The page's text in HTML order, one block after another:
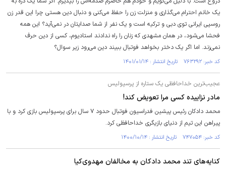
یک خانم احترام می‌گذاری و منزلت زن را حفظ می‌کنی و دنبال دین هستی چرا این قدر زن
روسپی ایرانی توی دبی و ترکیه است و یک نفر از شما صدایتان در نمی‌آید؟ این همه
فحشا می‌شود، در همان مشهدی که زنان را راه ندادند استادیوم، کسی از دین حرف
نمی‌زند. اما اگر یک دختر بخواهد فوتبال ببیند دین می‌رود زیر سوال؟
کد خبر: ۷۶۳۲۹۲ تاریخ انتشار : ۱۴۰۱/۰۱/۱۴
عجیب‌ترین خداحافظی یک ستاره از پرسپولیس
مادر نزاییده کسی مرا تعویض کند!
محمد دادکان رئیس پیشین فدراسیون فوتبال حدود ۷ سال برای پرسپولیس بازی کرد و با
پیراهن این تیم از دنیای بازیگری خداحافظی کرد.
کد خبر: ۷۴۷۰۵۴ تاریخ انتشار : ۱۴۰۰/۱۰/۱۴
کنایه‌های تند محمد دادکان به مخالفان مهدوی‌کیا